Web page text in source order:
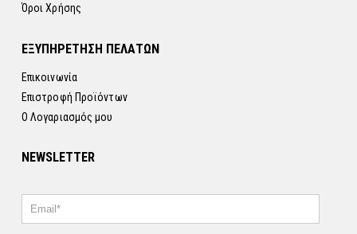
Όροι Χρήσης
ΕΞΥΠΗΡΕΤΗΣΗ ΠΕΛΑΤΩΝ
Επικοινωνία
Επιστροφή Προϊόντων
Ο Λογαριασμός μου
NEWSLETTER